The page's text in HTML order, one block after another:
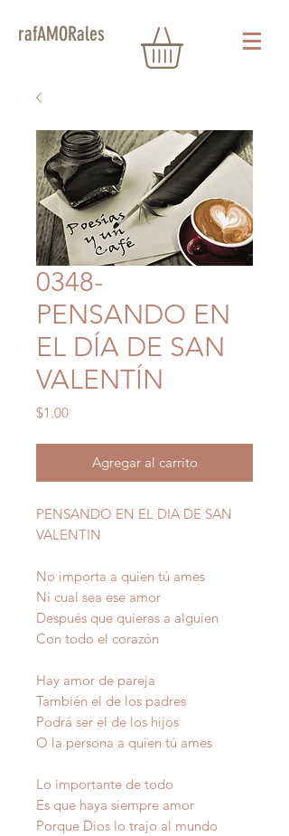
rafAMORales
0348-
PENSANDO EN
EL DÍA DE SAN
VALENTÍN
$1.00Precio
Agregar al carrito
PENSANDO EN EL DIA DE SAN
VALENTIN
No importa a quien tú ames
Ni cual sea ese amor
Después que quieras a alguien
Con todo el corazón
Hay amor de pareja
También el de los padres
Podrá ser el de los hijos
O la persona a quien tú ames
Lo importante de todo
Es que haya siempre amor
Porque Dios lo trajo al mundo